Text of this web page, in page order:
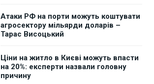
Атаки РФ на порти можуть коштувати
агросектору мільярди доларів –
Тарас Висоцький
Ціни на житло в Києві можуть впасти
на 20%: експерти назвали головну
причину